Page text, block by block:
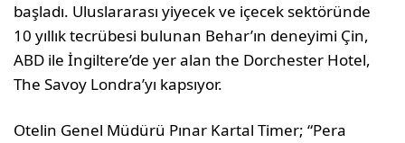
başladı. Uluslararası yiyecek ve içecek sektöründe
10 yıllık tecrübesi bulunan Behar’ın deneyimi Çin,
ABD ile İngiltere’de yer alan the Dorchester Hotel,
The Savoy Londra’yı kapsıyor.
Otelin Genel Müdürü Pınar Kartal Timer; “Pera